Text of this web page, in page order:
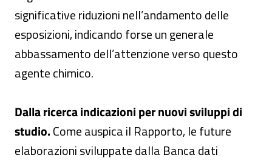
significative riduzioni nell’andamento delle
esposizioni, indicando forse un generale
abbassamento dell’attenzione verso questo
agente chimico.
Dalla ricerca indicazioni per nuovi sviluppi di
studio.Come auspica il Rapporto, le future
elaborazioni sviluppate dalla Banca dati